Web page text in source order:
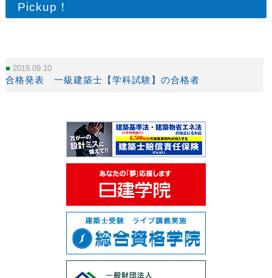
Pickup！
2019.09.10
合格発表 一級建築士【学科試験】の合格者